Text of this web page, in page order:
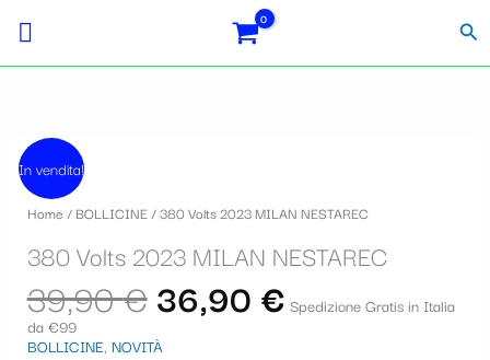
contenuto
In vendita!
Home / BOLLICINE/ 380 Volts 2023 MILAN NESTAREC
380 Volts 2023 MILAN NESTAREC
39,90€
originale
era:
39,90 €.
36,90 €
attuale
è:
36,90 €.
Spedizione Gratis in Italia
da €99
BOLLICINE, NOVITÀ
z
i
o
n
a
u